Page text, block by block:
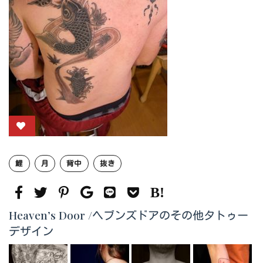
鯉 月 背中 抜き
Heaven’s Door /ヘブンズドアのその他タトゥー
デザイン